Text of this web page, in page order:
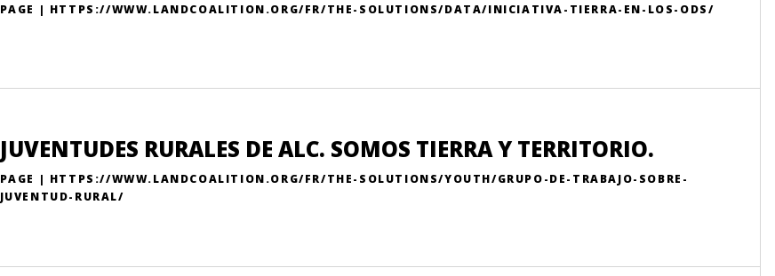
PAGE | HTTPS://WWW.LANDCOALITION.ORG/FR/THE-SOLUTIONS/DATA/INICIATIVA-TIERRA-EN-LOS-ODS/
JUVENTUDES RURALES DE ALC. SOMOS TIERRA Y TERRITORIO.
PAGE | HTTPS://WWW.LANDCOALITION.ORG/FR/THE-SOLUTIONS/YOUTH/GRUPO-DE-TRABAJO-SOBRE-
JUVENTUD-RURAL/